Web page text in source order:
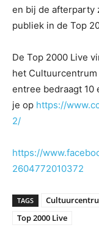
en bij de afterparty
publiek in de Top
De Top 2000 Live
het Cultuurcentrum
entree bedraagt 10
je op https://
2/
https://
2604772010372
TAGS
Top 2000 Live